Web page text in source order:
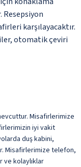
karşılayacaktır.
otomatik çeviri
Misafirlerimize
iyi vakit
duş kabini,
Misafirlerimize telefon,
ve kolaylıklar